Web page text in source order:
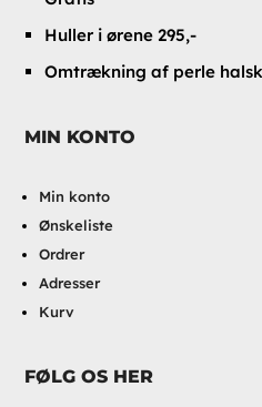
Huller i ørene 295,-
Omtrækning af perle
MIN KONTO
Min konto
Ønskeliste
Ordrer
Adresser
Kurv
FØLG OS HER